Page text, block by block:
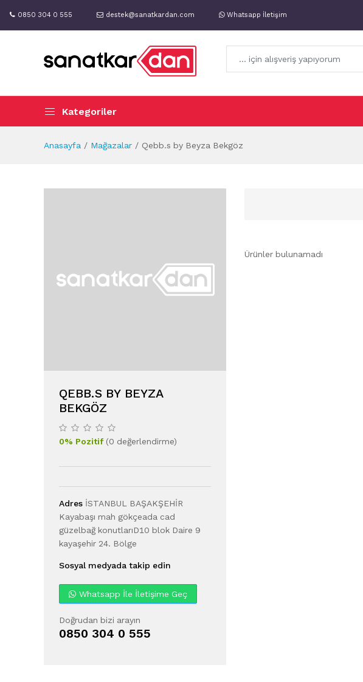
0850 304 0 555 destek@sanatkardan.com Whatsapp İletişim
Kategoriler
Anasayfa Mağazalar Qebb.s by Beyza Bekgöz
QEBB.S BY BEYZA
BEKGÖZ
0% Pozitif(0 değerlendirme)
Adres İSTANBUL BAŞAKŞEHİR
Kayabaşı mah gökçeada cad
güzelbağ konutlarıD10 blok Daire 9
kayaşehir 24. Bölge
Sosyal medyada takip edin
Whatsapp İle İletişime Geç
Doğrudan bizi arayın
0850 304 0 555
Ürünler bulunamadı